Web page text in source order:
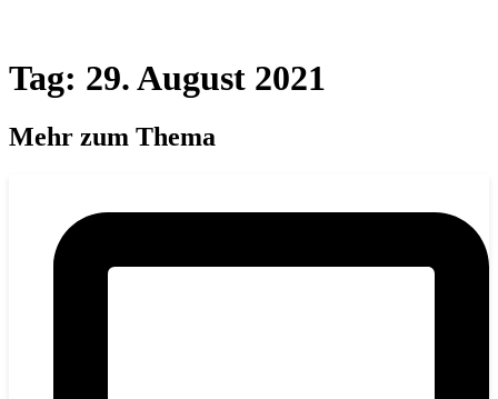
Tag: 29. August 2021
Mehr zum Thema